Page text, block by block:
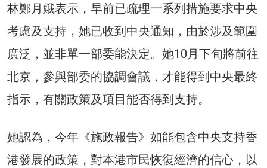
林鄭月娥表示，早前已疏理一系列措施要求中央
考慮及支持，她已收到中央通知，由於涉及範圍
廣泛，並非單一部委能決定。她10月下旬將前往
北京，參與部委的協調會議，才能得到中央最終
指示，有關政策及項目能否得到支持。
她認為，今年《施政報告》如能包含中央支持香
港發展的政策，對本港市民恢復經濟的信心，以